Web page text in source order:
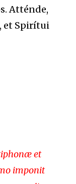
Atténde,
et Spirítui
et
imponit